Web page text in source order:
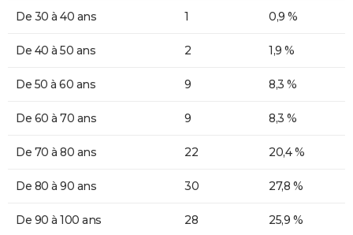
De 30 à 40 ans 1 0,9 %
De 40 à 50 ans 2 1,9 %
De 50 à 60 ans 9 8,3 %
De 60 à 70 ans 9 8,3 %
De 70 à 80 ans 22 20,4 %
De 80 à 90 ans 30 27,8 %
De 90 à 100 ans 28 25,9 %